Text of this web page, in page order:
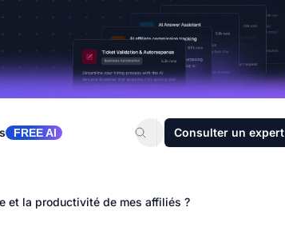
FREE AI Consulter un expert
et la productivité de mes affiliés ?